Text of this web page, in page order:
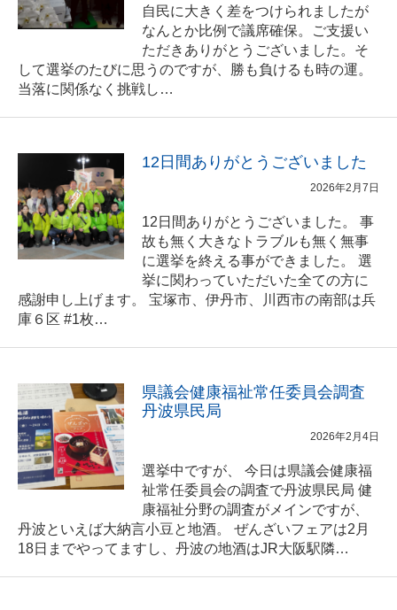
自民に大きく差をつけられましたが
なんとか比例で議席確保。ご支援い
ただきありがとうございました。そ
して選挙のたびに思うのですが、勝も負けるも時の運。
当落に関係なく挑戦し…
12日間ありがとうございました
2026年2月7日
12日間ありがとうございました。 事
故も無く大きなトラブルも無く無事
に選挙を終える事ができました。 選
挙に関わっていただいた全ての方に
感謝申し上げます。 宝塚市、伊丹市、川西市の南部は兵
庫６区 #1枚…
県議会健康福祉常任委員会調査
丹波県民局
2026年2月4日
選挙中ですが、 今日は県議会健康福
祉常任委員会の調査で丹波県民局 健
康福祉分野の調査がメインですが、
丹波といえば大納言小豆と地酒。 ぜんざいフェアは2月
18日までやってますし、丹波の地酒はJR大阪駅隣…